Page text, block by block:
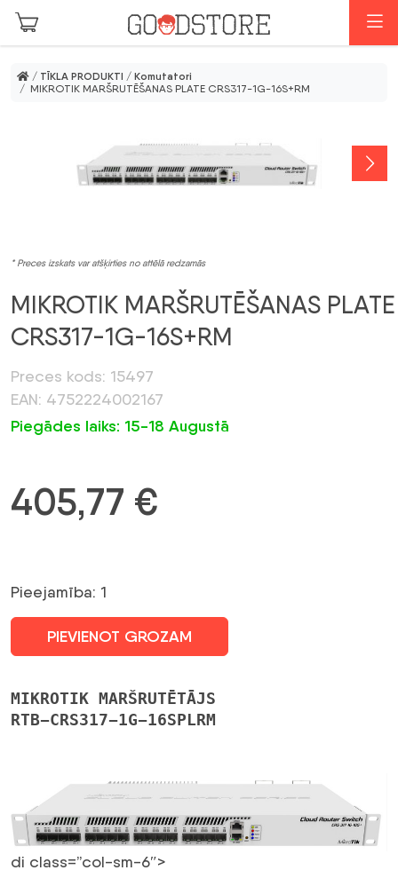
Skip to main content
/ TĪKLA PRODUKTI / Komutatori
/ MIKROTIK MARŠRUTĒŠANAS PLATE CRS317-1G-16S+RM
* Preces izskats var atšķirties no attēlā redzamās
MIKROTIK MARŠRUTĒŠANAS PLATE
CRS317-1G-16S+RM
Preces kods: 15497
EAN: 4752224002167
Piegādes laiks: 15-18 Augustā
405,77 €
Pieejamība: 1
PIEVIENOT GROZAM
MIKROTIK MARŠRUTĒTĀJS
RTB-CRS317-1G-16SPLRM
di class=”col-sm-6″>